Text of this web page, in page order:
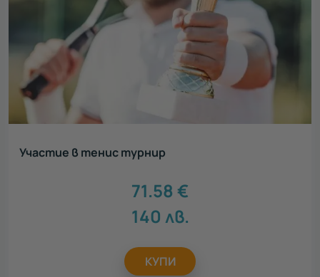
Участие в тенис турнир
71.58 €
140 лв.
КУПИ